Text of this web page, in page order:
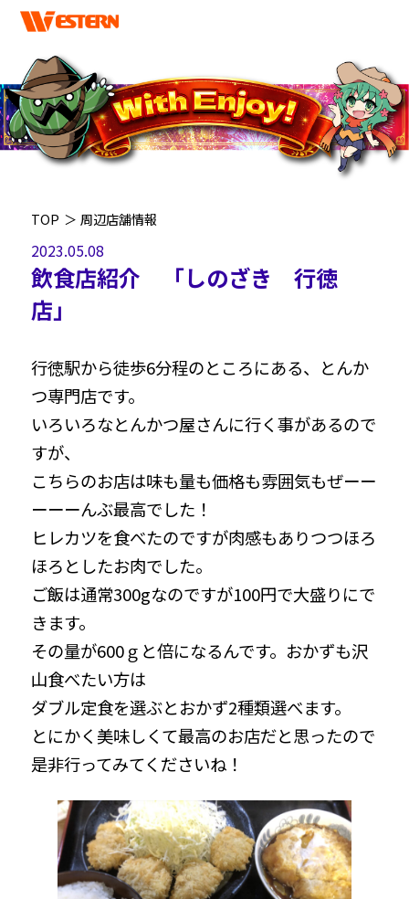
TOP ＞ 周辺店舗情報
2023.05.08
飲食店紹介 「しのざき 行徳
店」
行徳駅から徒歩6分程のところにある、とんか
つ専門店です。
いろいろなとんかつ屋さんに行く事があるので
すが、
こちらのお店は味も量も価格も雰囲気もぜーー
ーーーんぶ最高でした！
ヒレカツを食べたのですが肉感もありつつほろ
ほろとしたお肉でした。
ご飯は通常300gなのですが100円で大盛りにで
きます。
その量が600ｇと倍になるんです。おかずも沢
山食べたい方は
ダブル定食を選ぶとおかず2種類選べます。
とにかく美味しくて最高のお店だと思ったので
是非行ってみてくださいね！